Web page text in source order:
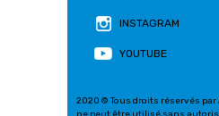
INSTAGRAM
YOUTUBE
2020 © Tous droits réservés par